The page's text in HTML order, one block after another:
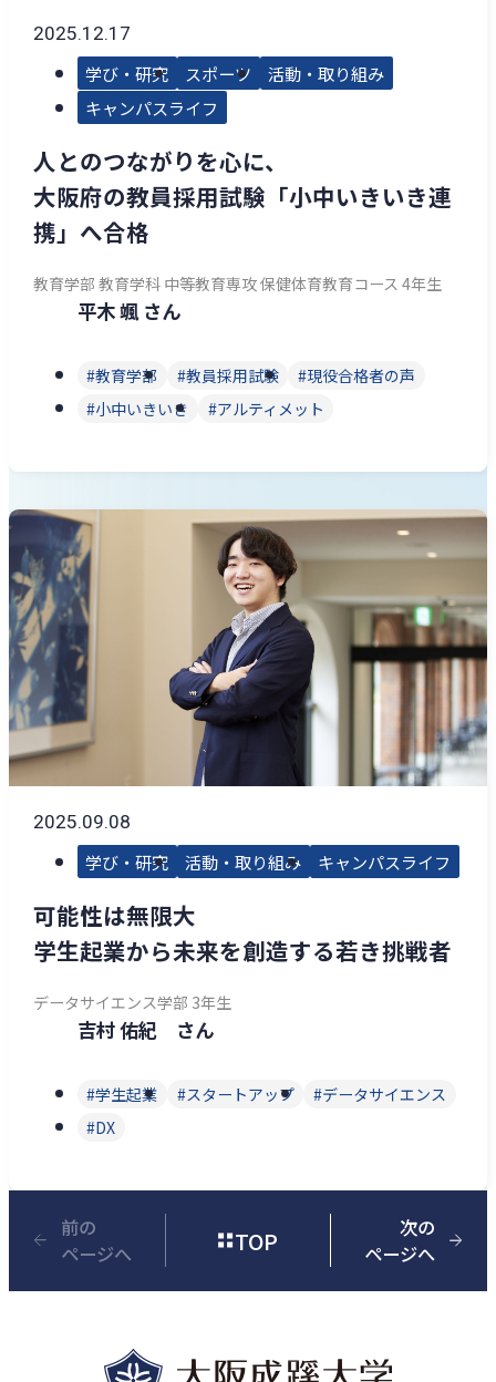
2025.12.17
学び・研究 スポーツ
活動・取り組み
キャンパスライフ
人とのつながりを心に、
大阪府の教員採用試験「小中いきいき連
携」へ合格
教育学部 教育学科 中等教育専攻 保健体育教育コース 4年生
平木 颯 さん
教育学部 教員採用試験
現役合格者の声
小中いきいき
アルティメット
2025.09.08
学び・研究 活動・取り組み キャンパスライフ
可能性は無限大
学生起業から未来を創造する若き挑戦者
データサイエンス学部 3年生
吉村 佑紀 さん
学生起業 スタートアップ
データサイエンス
DX
前の
ページへ
TOP
次の
ページへ